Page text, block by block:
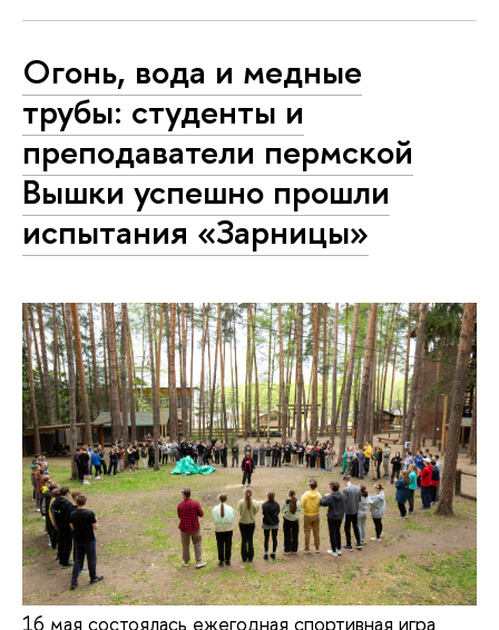
Огонь, вода и медные
трубы: студенты и
преподаватели пермской
Вышки успешно прошли
испытания «Зарницы»
16 мая состоялась ежегодная спортивная игра